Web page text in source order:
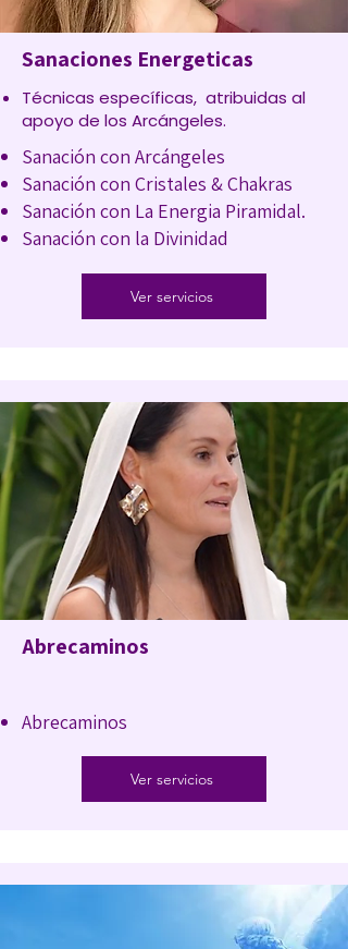
Sanaciones Energeticas
Técnicas específicas, atribuidas al
apoyo de los Arcángeles.
Sanación con Arcángeles
Sanación con Cristales & Chakras
Sanación con La Energia Piramidal.
Sanación con la Divinidad
Ver servicios
Abrecaminos
Abrecaminos
Ver servicios